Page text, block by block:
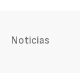
Noticias